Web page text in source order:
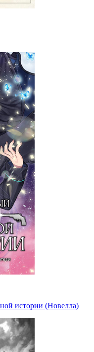
истории (Новелла)